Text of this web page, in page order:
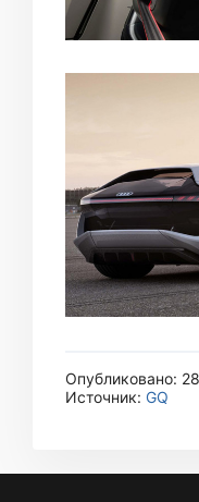
Опубликовано:
Источник: GQ